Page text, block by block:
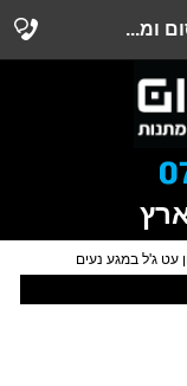
עט ג'ל במגע נעים